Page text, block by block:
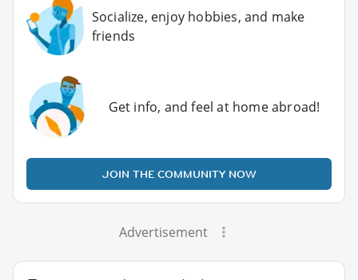
Socialize, enjoy hobbies, and make
friends
Get info, and feel at home abroad!
JOIN THE COMMUNITY NOW
Advertisement